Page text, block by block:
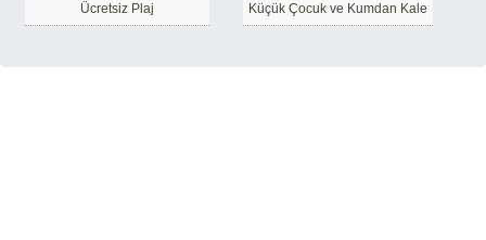
Ücretsiz Plaj Küçük Çocuk ve Kumdan Kale